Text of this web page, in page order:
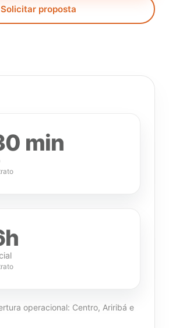
Solicitar proposta
min
operacional: Centro, Ariribá e